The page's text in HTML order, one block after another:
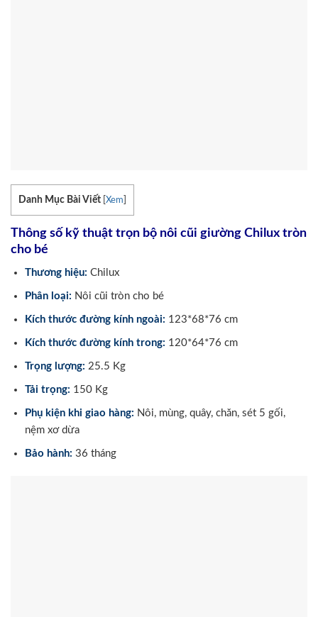
Danh Mục Bài Viết Xem
Thông số kỹ thuật trọn bộ nôi cũi giường Chilux tròn
cho bé
Thương hiệu: Chilux
Phân loại: Nôi cũi tròn cho bé
Kích thước đường kính ngoài: 123*68*76 cm
Kích thước đường kính trong: 120*64*76 cm
Trọng lượng: 25.5 Kg
Tải trọng: 150 Kg
Phụ kiện khi giao hàng: Nôi, mùng, quây, chăn, sét 5 gối,
nệm xơ dừa
Bảo hành: 36 tháng